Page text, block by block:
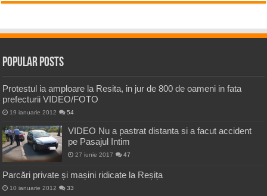
Popular Posts
Protestul ia amploare la Resita, in jur de 800 de oameni in fata
prefecturii VIDEO/FOTO
19 ianuarie 2012 54
VIDEO Nu a pastrat distanta si a facut accident
pe Pasajul Intim
27 iunie 2017 47
Parcări private și mașini ridicate la Reșița
10 ianuarie 2012 33